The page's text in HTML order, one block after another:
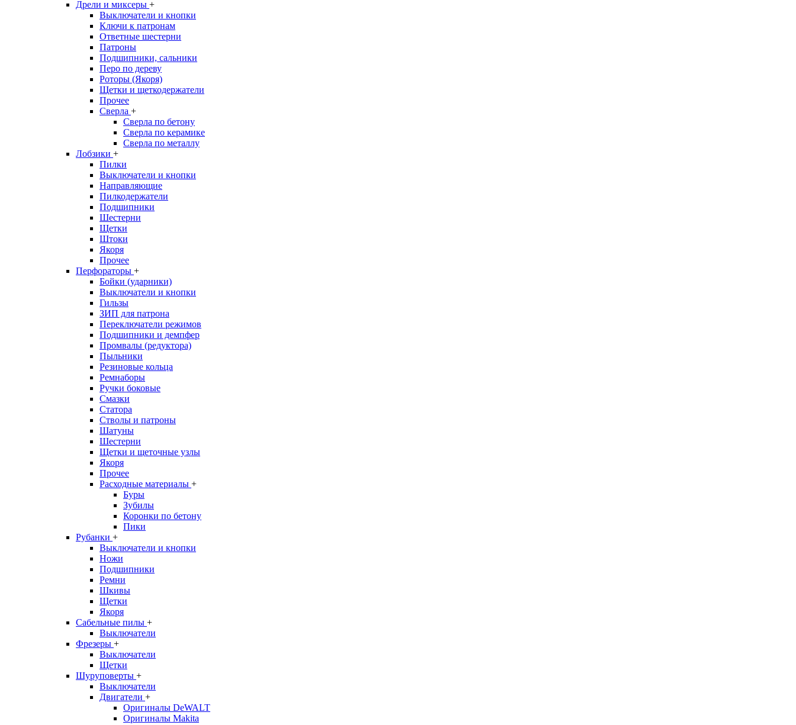
Дрели и миксеры +
Выключатели и кнопки
Ключи к патронам
Ответные шестерни
Патроны
Подшипники, сальники
Перо по дереву
Роторы (Якоря)
Щетки и щеткодержатели
Прочее
Сверла +
Сверла по бетону
Сверла по керамике
Сверла по металлу
Лобзики +
Пилки
Выключатели и кнопки
Направляющие
Пилкодержатели
Подшипники
Шестерни
Щетки
Штоки
Якоря
Прочее
Перфораторы +
Бойки (ударники)
Выключатели и кнопки
Гильзы
ЗИП для патрона
Переключатели режимов
Подшипники и демпфер
Промвалы (редуктора)
Пыльники
Резиновые кольца
Ремнаборы
Ручки боковые
Смазки
Статора
Стволы и патроны
Шатуны
Шестерни
Щетки и щеточные узлы
Якоря
Прочее
Расходные материалы +
Буры
Зубилы
Коронки по бетону
Пики
Рубанки +
Выключатели и кнопки
Ножи
Подшипники
Ремни
Шкивы
Щетки
Якоря
Сабельные пилы +
Выключатели
Фрезеры +
Выключатели
Щетки
Шуруповерты +
Выключатели
Двигатели +
Оригиналы DeWALT
Оригиналы Makita